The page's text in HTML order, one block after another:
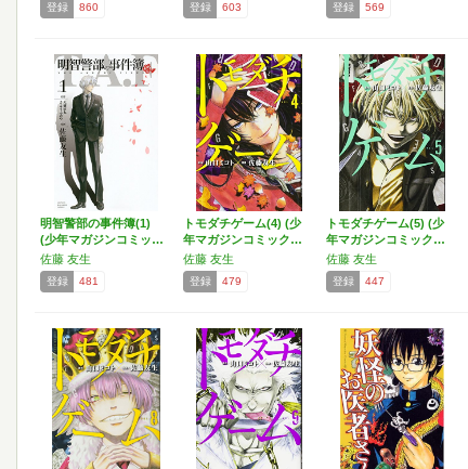
登録 860 登録 603 登録 569
明智警部の事件簿(1)
(少年マガジンコミッ…
佐藤 友生
登録 481
トモダチゲーム(4) (少
年マガジンコミック…
佐藤 友生
登録 479
トモダチゲーム(5) (少
年マガジンコミック…
佐藤 友生
登録 447